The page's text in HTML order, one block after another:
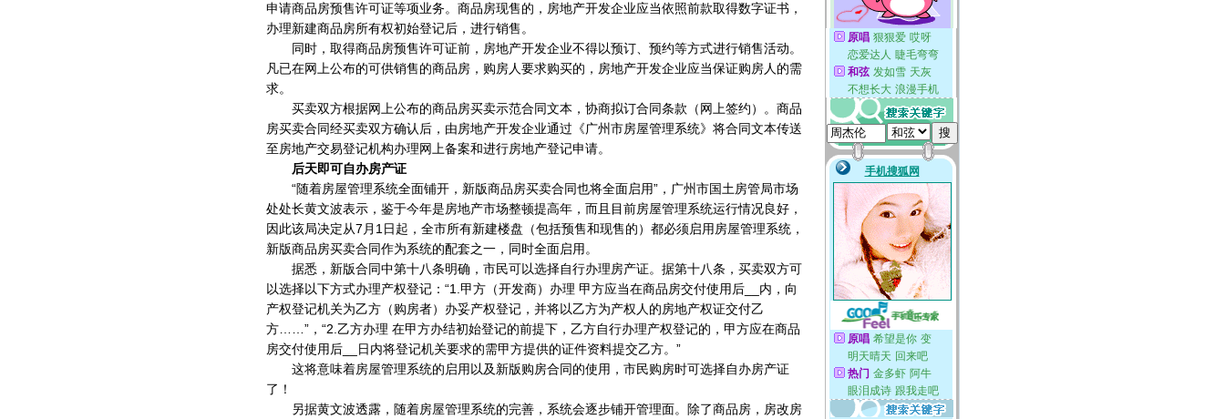
申请商品房预售许可证等项业务。商品房现售的，房地产开发企业应当依照前款取得数字证书，
办理新建商品房所有权初始登记后，进行销售。
同时，取得商品房预售许可证前，房地产开发企业不得以预订、预约等方式进行销售活动。
凡已在网上公布的可供销售的商品房，购房人要求购买的，房地产开发企业应当保证购房人的需
求。
买卖双方根据网上公布的商品房买卖示范合同文本，协商拟订合同条款（网上签约）。商品
房买卖合同经买卖双方确认后，由房地产开发企业通过《广州市房屋管理系统》将合同文本传送
至房地产交易登记机构办理网上备案和进行房地产登记申请。
后天即可自办房产证
“随着房屋管理系统全面铺开，新版商品房买卖合同也将全面启用”，广州市国土房管局市场
处处长黄文波表示，鉴于今年是房地产市场整顿提高年，而且目前房屋管理系统运行情况良好，
因此该局决定从7月1日起，全市所有新建楼盘（包括预售和现售的）都必须启用房屋管理系统，
新版商品房买卖合同作为系统的配套之一，同时全面启用。
据悉，新版合同中第十八条明确，市民可以选择自行办理房产证。据第十八条，买卖双方可
以选择以下方式办理产权登记：“1.甲方（开发商）办理 甲方应当在商品房交付使用后__内，向
产权登记机关为乙方（购房者）办妥产权登记，并将以乙方为产权人的房地产权证交付乙
方……”，“2.乙方办理 在甲方办结初始登记的前提下，乙方自行办理产权登记的，甲方应在商品
房交付使用后__日内将登记机关要求的需甲方提供的证件资料提交乙方。”
这将意味着房屋管理系统的启用以及新版购房合同的使用，市民购房时可选择自办房产证
了！
另据黄文波透露，随着房屋管理系统的完善，系统会逐步铺开管理面。除了商品房，房改房